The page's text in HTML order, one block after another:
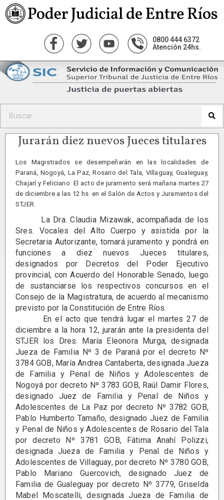
0800 444 6372
Atención 24hs.
Jurarán diez nuevos Jueces titulares
Los Magistrados se desempeñarán en las localidades de
Paraná, Nogoyá, La Paz, Rosario del Tala, Villaguay, Gualeguay,
Chajarí y Feliciano. El acto de juramento será mañana martes 27
de diciembre a las 12 hs. en el Salón de Actos y Juramentos del
STJER.
La Dra. Claudia Mizawak, acompañada de los
Sres. Vocales del Alto Cuerpo y asistida por la
Secretaria Autorizante, tomará juramento y pondrá en
funciones a diez nuevos Jueces titulares,
designados por Decretos del Poder Ejecutivo
provincial, con Acuerdo del Honorable Senado, luego
de sustanciarse los respectivos concursos en el
Consejo de la Magistratura, de acuerdo al mecanismo
previsto por la Constitución de Entre Ríos.
En el acto que tendrá lugar el martes 27 de
diciembre a la hora 12, jurarán ante la presidenta del
STJER los Dres. María Eleonora Murga, designada
Jueza de Familia Nº 3 de Paraná por el decreto Nº
3784 GOB, María Andrea Cantaberta, designada Jueza
de Familia y Penal de Niños y Adolescentes de
Nogoyá por decreto Nº 3783 GOB, Raúl Damir Flores,
designado Juez de Familia y Penal de Niños y
Adolescentes de La Paz por decreto Nº 3782 GOB,
Pablo Humberto Tamaño, designado Juez de Familia
y Penal de Niños y Adolescentes de Rosario del Tala
por decreto Nº 3781 GOB, Fátima Anahí Polizzi,
designada Jueza de Familia y Penal de Niños y
Adolescentes de Villaguay, por decreto Nº 3780 GOB,
Pablo Mariano Guercovich, designado Juez de
Familia de Gualeguay por decreto Nº 3779, Griselda
Mabel Moscatelli, designada Jueza de Familia de